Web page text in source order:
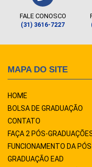
FALE CONOSCO
(31) 3616-7227
MAPA DO SITE
HOME
BOLSA DE GRADUAÇÃO
CONTATO
FAÇA 2 PÓS-
FUNCIONAMENTO DA
GRADUAÇÃO EAD